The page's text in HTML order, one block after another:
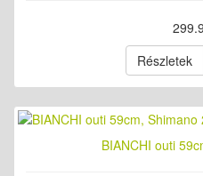
Részletek
BIANCHI outi